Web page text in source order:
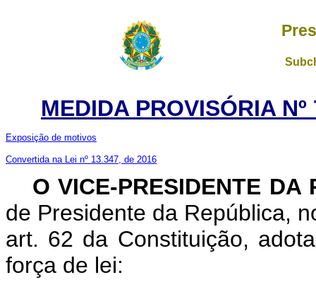
MEDIDA PROVISÓRIA
Exposição de motivos
Convertida na Lei nº 13.347, de 2016
O VICE-PRESIDENTE
de Presidente da República,
art. 62 da Constituição,
força de lei: